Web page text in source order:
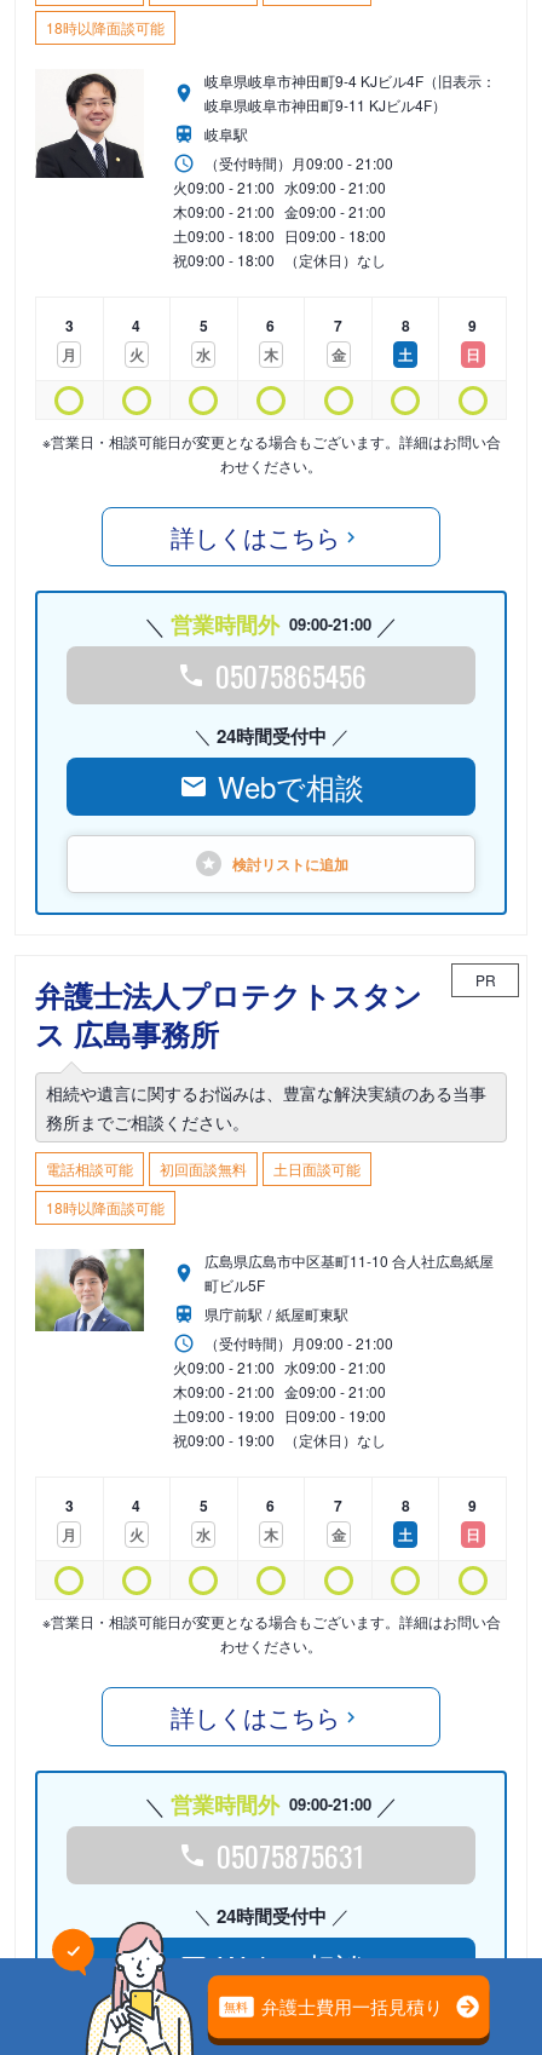
18時以降面談可能
岐阜県岐阜市神田町9-4 KJビル4F（旧表示：
岐阜県岐阜市神田町9-11 KJビル4F）
岐阜駅
（受付時間） 月09:00 - 21:00
火09:00 - 21:00 水09:00 - 21:00
木09:00 - 21:00 金09:00 - 21:00
土09:00 - 18:00 日09:00 - 18:00
祝09:00 - 18:00 （定休日）なし
3
月
4
火
5
水
6
木
7
金
8
土
9
日
※営業日・相談可能日が変更となる場合もございます。詳細はお問い合
わせください。
詳しくはこちら
営業時間外 09:00-21:00
05075865456
24時間受付中
Webで相談
検討リストに追加
弁護士法人プロテクトスタン
ス 広島事務所
PR
相続や遺言に関するお悩みは、豊富な解決実績のある当事
務所までご相談ください。
電話相談可能 初回面談無料
土日面談可能
18時以降面談可能
広島県広島市中区基町11-10 合人社広島紙屋
町ビル5F
県庁前駅
紙屋町東駅
（受付時間） 月09:00 - 21:00
火09:00 - 21:00 水09:00 - 21:00
木09:00 - 21:00 金09:00 - 21:00
土09:00 - 19:00 日09:00 - 19:00
祝09:00 - 19:00 （定休日）なし
3
月
4
火
5
水
6
木
7
金
8
土
9
日
※営業日・相談可能日が変更となる場合もございます。詳細はお問い合
わせください。
詳しくはこちら
営業時間外 09:00-21:00
05075875631
24時間受付中
Webで相談
検討リストに追加